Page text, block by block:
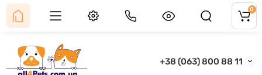
+38 (063) 800 88 11
0